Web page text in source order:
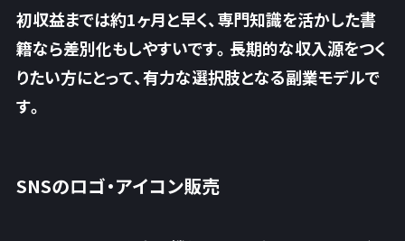
初収益までは約1ヶ月と早く、専門知識を活かした書
籍なら差別化もしやすいです。長期的な収入源をつく
りたい方にとって、有力な選択肢となる副業モデルで
す。
SNSのロゴ・アイコン販売